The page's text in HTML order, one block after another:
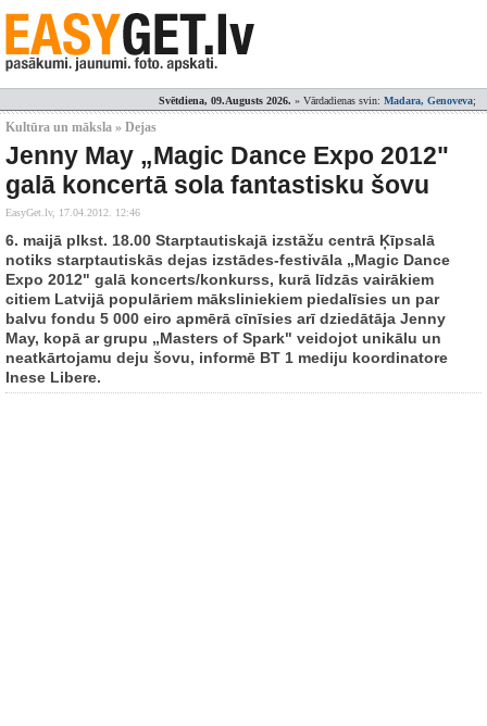
Svētdiena, 09.Augusts 2026. » Vārdadienas svin: Madara, Genoveva;
Kultūra un māksla » Dejas
Jenny May „Magic Dance Expo 2012"
galā koncertā sola fantastisku šovu
EasyGet.lv, 17.04.2012. 12:46
6. maijā plkst. 18.00 Starptautiskajā izstāžu centrā Ķīpsalā
notiks starptautiskās dejas izstādes-festivāla „Magic Dance
Expo 2012" galā koncerts/konkurss, kurā līdzās vairākiem
citiem Latvijā populāriem māksliniekiem piedalīsies un par
balvu fondu 5 000 eiro apmērā cīnīsies arī dziedātāja Jenny
May, kopā ar grupu „Masters of Spark" veidojot unikālu un
neatkārtojamu deju šovu, informē BT 1 mediju koordinatore
Inese Libere.